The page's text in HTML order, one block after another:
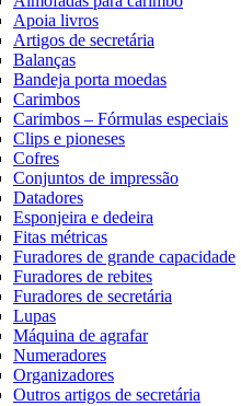
Apoia livros
Artigos de secretária
Balanças
Bandeja porta moedas
Carimbos
Carimbos – Fórmulas especiais
Clips e pioneses
Cofres
Conjuntos de impressão
Datadores
Esponjeira e dedeira
Fitas métricas
Furadores de grande capacidade
Furadores de rebites
Furadores de secretária
Lupas
Máquina de agrafar
Numeradores
Organizadores
Outros artigos de secretária